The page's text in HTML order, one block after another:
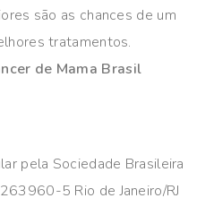
são as chances de um
tratamentos.
de Mama Brasil
pela Sociedade Brasileira
5 Rio de Janeiro/RJ